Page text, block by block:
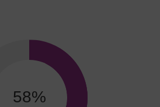
58%